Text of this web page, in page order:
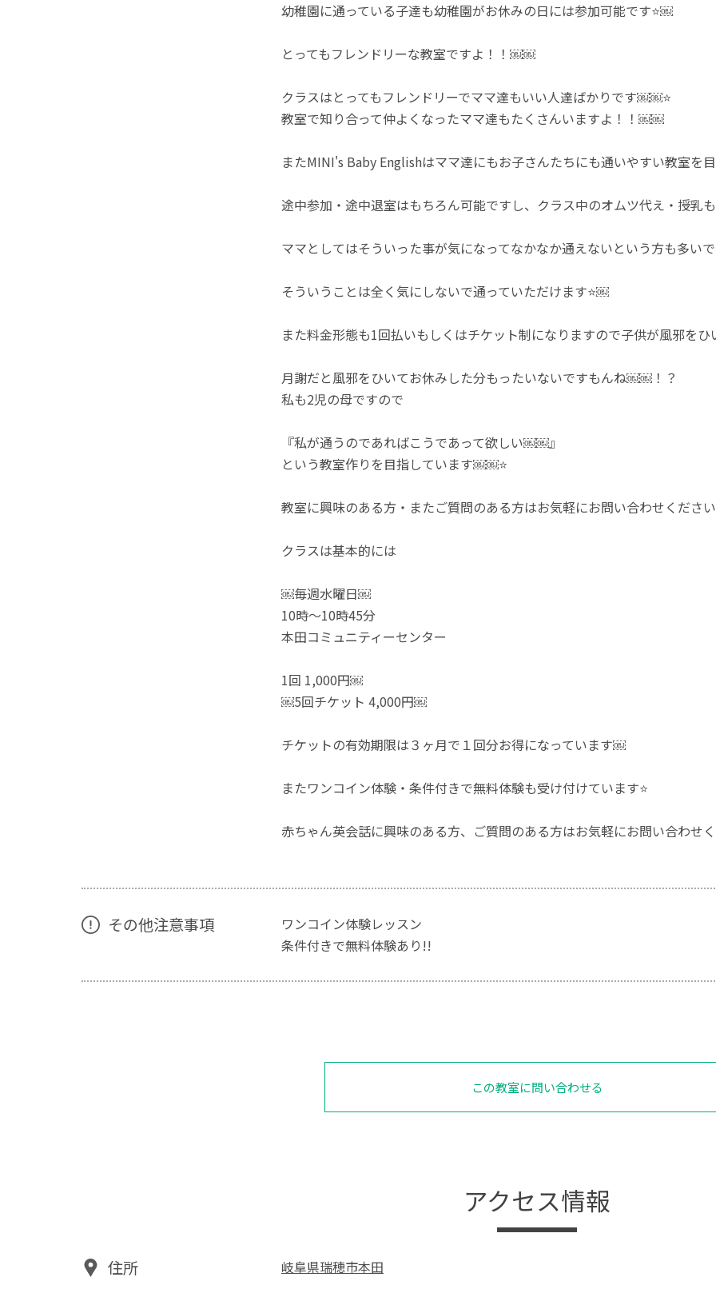
幼稚園に通っている子達も幼稚園がお休みの日には参加可能です⭐￼
とってもフレンドリーな教室ですよ！！￼￼
クラスはとってもフレンドリーでママ達もいい人達ばかりです￼￼⭐
教室で知り合って仲よくなったママ達もたくさんいますよ！！￼￼
またMINI's Baby Englishはママ達にもお子さんたちにも通いやすい教室を
途中参加・途中退室はもちろん可能ですし、クラス中のオムツ代え・授
ママとしてはそういった事が気になってなかなか通えないという方も多い
そういうことは全く気にしないで通っていただけます⭐￼
また料金形態も1回払いもしくはチケット制になりますので子供が風邪を
月謝だと風邪をひいてお休みした分もったいないですもんね￼￼！？
私も2児の母ですので
『私が通うのであればこうであって欲しい￼￼』
という教室作りを目指しています￼￼⭐
教室に興味のある方・またご質問のある方はお気軽にお問い合わせくださ
クラスは基本的には
￼毎週水曜日￼
10時～10時45分
本田コミュニティーセンター
1回 1,000円￼
￼5回チケット 4,000円￼
チケットの有効期限は３ヶ月で１回分お得になっています￼
またワンコイン体験・条件付きで無料体験も受け付けています⭐
赤ちゃん英会話に興味のある方、ご質問のある方はお気軽にお問い合わせ
その他注意事項
ワンコイン体験レッスン
条件付きで無料体験あり!!
この教室に問い合わせる
アクセス情報
住所 岐阜県瑞穂市本田